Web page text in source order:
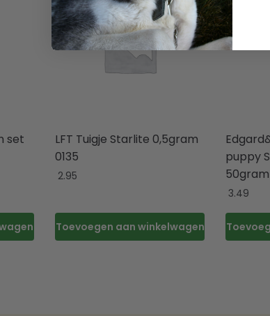
set
LFT Tuigje Starlite 0,5gram
0135
2.95
Toevoegen aan winkelwagen
puppy
50gram
3.49